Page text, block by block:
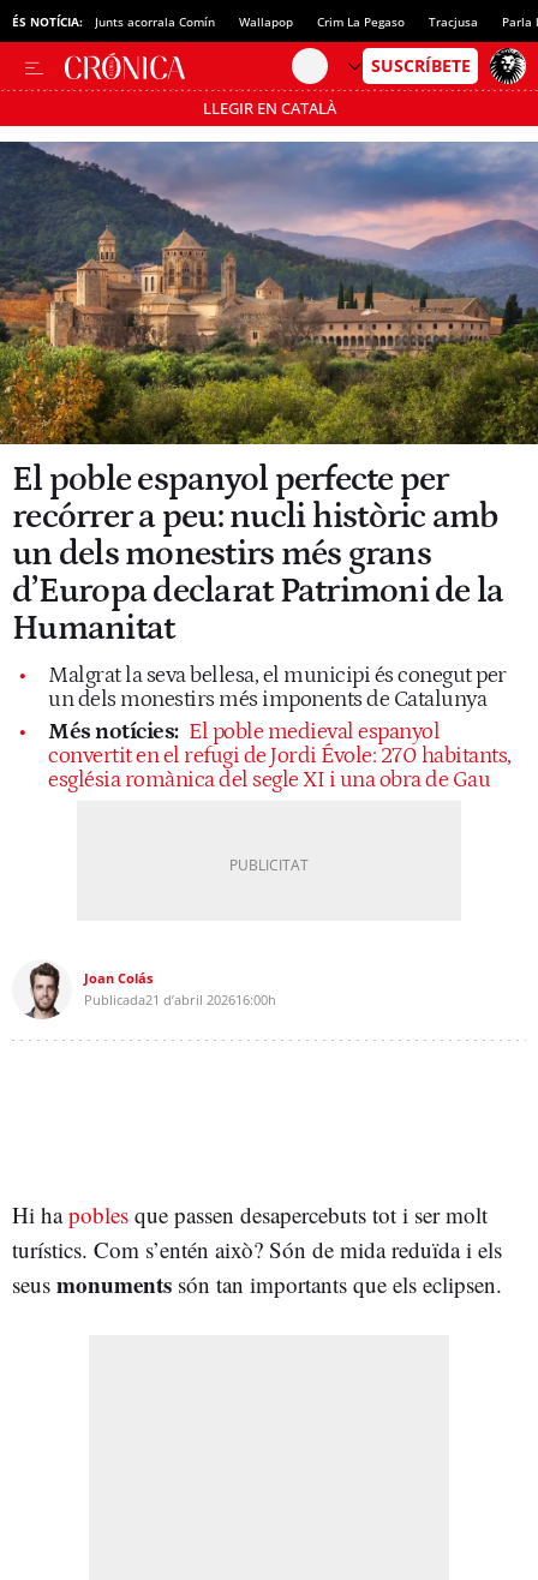
ÉS NOTÍCIA: Junts acorrala Comín Wallapop Crim La Pegaso Tracjusa Parla
LLEGIR EN CATALÀ
Passa’t al mode estalvi
El poble espanyol perfecte per
recórrer a peu: nucli històric amb
un dels monestirs més grans
d’Europa declarat Patrimoni de la
Humanitat
Malgrat la seva bellesa, el municipi és conegut per
un dels monestirs més imponents de Catalunya
Més notícies: El poble medieval espanyol
convertit en el refugi de Jordi Évole: 270 habitants,
església romànica del segle XI i una obra de Gau
Joan Colás
Publicada21 d’abril 202616:00h
Hi hapobles que passen desapercebuts tot i ser molt
turístics. Com s’entén això? Són de mida reduïda i els
seus monuments són tan importants que els eclipsen.